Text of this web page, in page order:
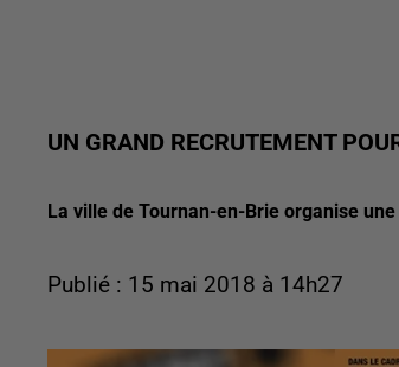
UN GRAND RECRUTEMENT
La ville de Tournan-en-Brie organise
Publié : 15 mai 2018 à 14h27